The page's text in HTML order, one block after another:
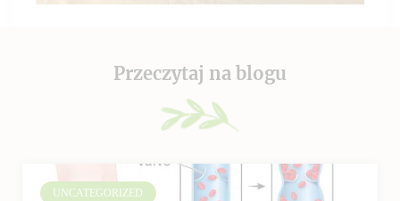
Przeczytaj na blogu
UNCATEGORIZED